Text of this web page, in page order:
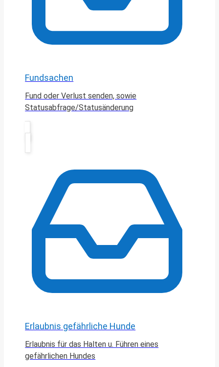
Fundsachen
Fund oder Verlust senden, sowie
Statusabfrage/Statusänderung
Erlaubnis gefährliche Hunde
Erlaubnis für das Halten u. Führen eines
gefährlichen Hundes